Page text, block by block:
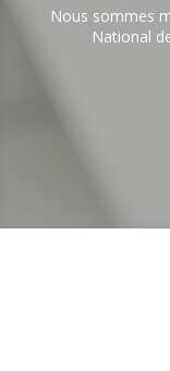
Nous sommes
National